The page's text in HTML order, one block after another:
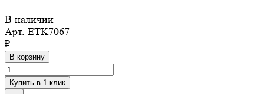
В наличии
Арт. ETK7067
₽
В корзину
Купить в 1 клик